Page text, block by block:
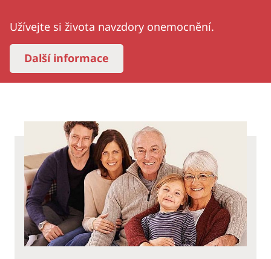
Užívejte si života navzdory onemocnění.
Další informace